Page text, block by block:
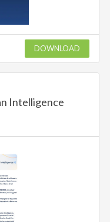
DOWNLOAD
Intelligence